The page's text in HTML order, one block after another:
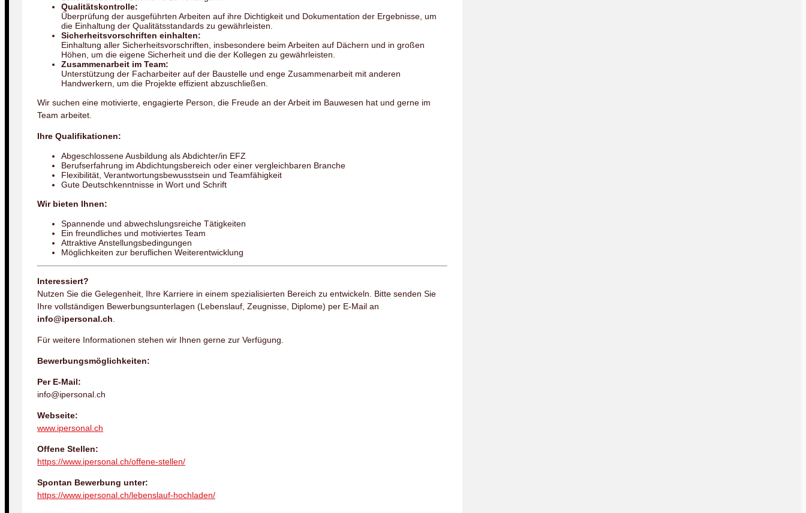
Qualitätskontrolle:
Überprüfung der ausgeführten Arbeiten auf ihre Dichtigkeit und Dokumentation der Ergebnisse, um
die Einhaltung der Qualitätsstandards zu gewährleisten.
Sicherheitsvorschriften einhalten:
Einhaltung aller Sicherheitsvorschriften, insbesondere beim Arbeiten auf Dächern und in großen
Höhen, um die eigene Sicherheit und die der Kollegen zu gewährleisten.
Zusammenarbeit im Team:
Unterstützung der Facharbeiter auf der Baustelle und enge Zusammenarbeit mit anderen
Handwerkern, um die Projekte effizient abzuschließen.
Wir suchen eine motivierte, engagierte Person, die Freude an der Arbeit im Bauwesen hat und gerne im
Team arbeitet.
Ihre Qualifikationen:
Abgeschlossene Ausbildung als Abdichter/in EFZ
Berufserfahrung im Abdichtungsbereich oder einer vergleichbaren Branche
Flexibilität, Verantwortungsbewusstsein und Teamfähigkeit
Gute Deutschkenntnisse in Wort und Schrift
Wir bieten Ihnen:
Spannende und abwechslungsreiche Tätigkeiten
Ein freundliches und motiviertes Team
Attraktive Anstellungsbedingungen
Möglichkeiten zur beruflichen Weiterentwicklung
Interessiert?
Nutzen Sie die Gelegenheit, Ihre Karriere in einem spezialisierten Bereich zu entwickeln. Bitte senden Sie
Ihre vollständigen Bewerbungsunterlagen (Lebenslauf, Zeugnisse, Diplome) per E-Mail an
info@ipersonal.ch.
Für weitere Informationen stehen wir Ihnen gerne zur Verfügung.
Bewerbungsmöglichkeiten:
Per E-Mail:
info@ipersonal.ch
Webseite:
www.ipersonal.ch
Offene Stellen:
https://www.ipersonal.ch/offene-stellen/
Spontan Bewerbung unter:
https://www.ipersonal.ch/lebenslauf-hochladen/